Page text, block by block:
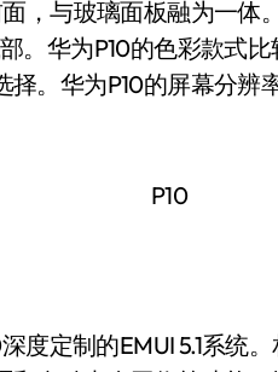
，与玻璃面板融为一体
。华为P10的色彩款式
。华为P10的屏幕分辨
定制的EMUI 5.1系统。